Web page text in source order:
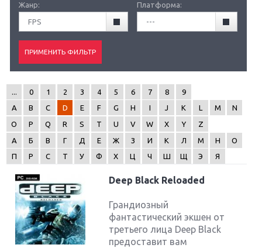
Жанр:
FPS
Платформа:
---
0 1 2 3 4 5 6 7 8
9
A
B C D E F G H I J K L M
N
O
P Q R S T U V W X Y
Z
А
Б В Г Д Е Ж З И К Л М Н
О
П
Р С Т У Ф Х Ц Ч Ш Щ Э Я
Deep Black Reloaded
Грандиозный
фантастический экшен от
третьего лица Deep Black
предоставит вам